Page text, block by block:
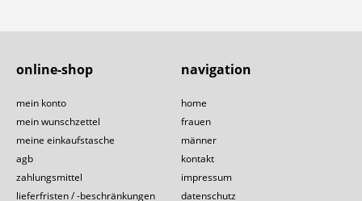
navigation
home
frauen
männer
kontakt
impressum
datenschutz
online-shop
mein konto
mein wunschzettel
meine einkaufstasche
agb
zahlungsmittel
lieferfristen / -beschränkungen